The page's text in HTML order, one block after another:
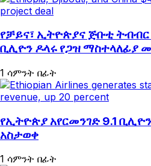
የቻይና፣ ኢትዮጵያና ጅቡቲ ትብብር
ቢሊዮን ዶላሩ የጋዝ ማስተላለፊያ
1 ሳምንት በፊት
የኢትዮጵያ አየርመንገድ 9.1
አስታወቀ
1 ሳምንት በፊት